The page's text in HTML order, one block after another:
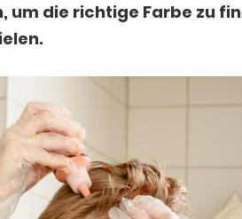
um die richtige Farbe zu